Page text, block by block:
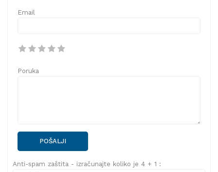
Email
Poruka
POŠALJI
Anti-spam zaštita - izračunajte koliko je 4 + 1 :